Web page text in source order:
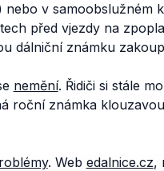
v samoobslužném
před vjezdy na
dálniční známku
nemění. Řidiči si stále
roční známka klouzavou
. Web edalnice.cz,